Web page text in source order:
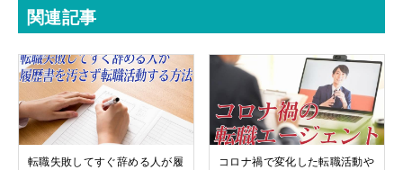
関連記事
転職失敗してすぐ辞める人が履
コロナ禍で変化した転職活動や